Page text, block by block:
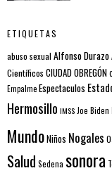
ETIQUETAS
abuso sexual Alfonso Durazo
Científicos CIUDAD OBREGÓN
EmpalmeEspectaculos
Hermosillo IMSS Joe Biden
MundoNiños Nogales
Salud Sedena sonora